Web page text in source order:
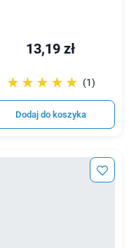
13,19 zł
☆☆☆☆☆
★★★★★ (1)
Dodaj do koszyka